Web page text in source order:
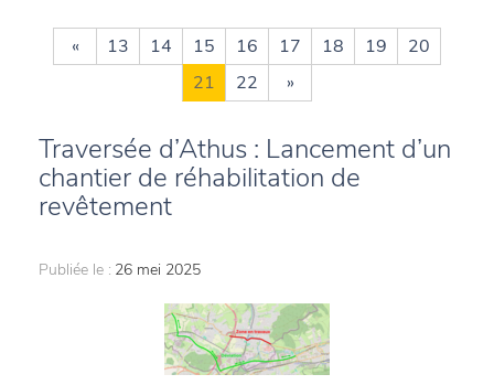
« 13 14 15 16 17 18 19
20
21
22 »
Traversée d’Athus : Lancement d’un
chantier de réhabilitation de
revêtement
Publiée le : 26 mei 2025